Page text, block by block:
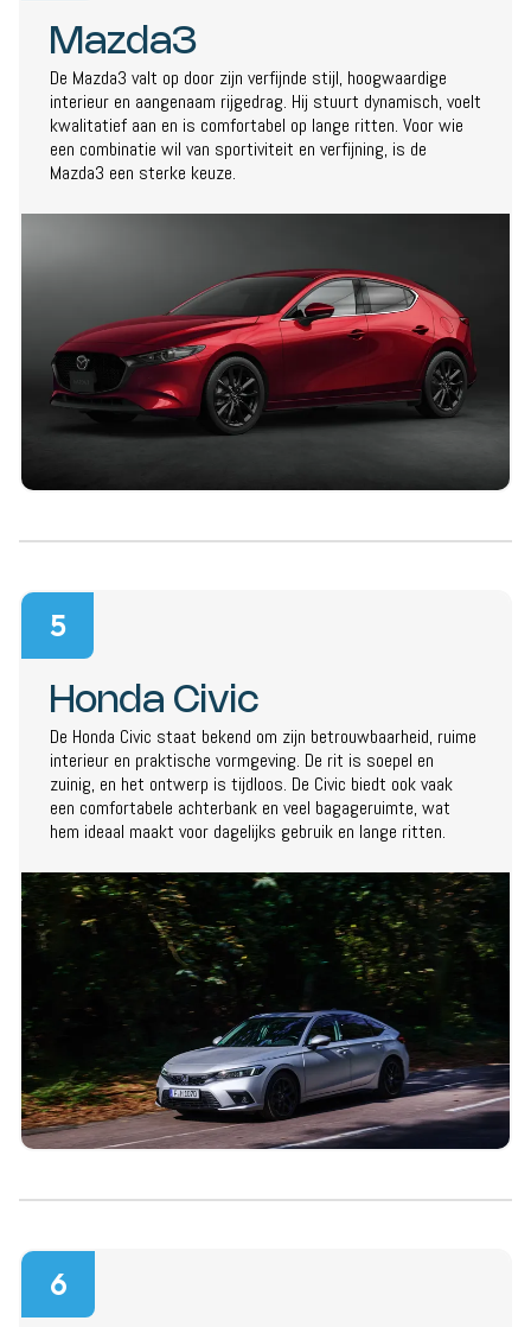
Mazda3
De Mazda3 valt op door zijn verfijnde stijl, hoogwaardige
interieur en aangenaam rijgedrag. Hij stuurt dynamisch, voelt
kwalitatief aan en is comfortabel op lange ritten. Voor wie
een combinatie wil van sportiviteit en verfijning, is de
Mazda3 een sterke keuze.
5
Honda Civic
De Honda Civic staat bekend om zijn betrouwbaarheid, ruime
interieur en praktische vormgeving. De rit is soepel en
zuinig, en het ontwerp is tijdloos. De Civic biedt ook vaak
een comfortabele achterbank en veel bagageruimte, wat
hem ideaal maakt voor dagelijks gebruik en lange ritten.
6